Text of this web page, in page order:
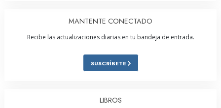
MANTENTE CONECTADO
Recibe las actualizaciones diarias en tu bandeja de entrada.
SUSCRÍBETE
LIBROS